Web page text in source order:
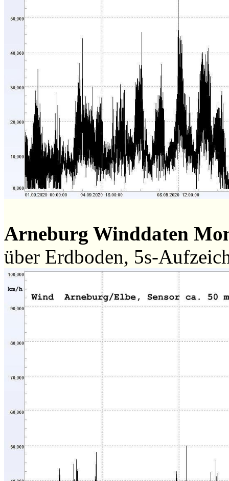
Arneburg Winddaten
über Erdboden, 5s-